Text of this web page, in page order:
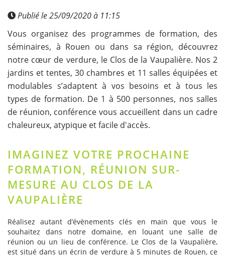
Publié le 25/09/2020 à 11:15
Vous organisez des programmes de formation, des
séminaires, à Rouen ou dans sa région, découvrez
notre cœur de verdure, le Clos de la Vaupalière. Nos 2
jardins et tentes, 30 chambres et 11 salles équipées et
modulables s’adaptent à vos besoins et à tous les
types de formation. De 1 à 500 personnes, nos salles
de réunion, conférence vous accueillent dans un cadre
chaleureux, atypique et facile d'accès.
IMAGINEZ VOTRE PROCHAINE
FORMATION, RÉUNION SUR-
MESURE AU CLOS DE LA
VAUPALIÈRE
Réalisez autant d’évènements clés en main que vous le
souhaitez dans notre domaine, en louant une salle de
réunion ou un lieu de conférence. Le Clos de la Vaupalière,
est situé dans un écrin de verdure à 5 minutes de Rouen, ce